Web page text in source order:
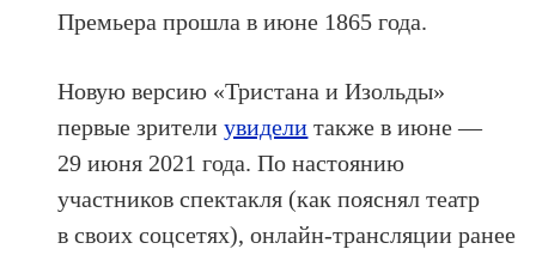
Премьера прошла в июне 1865 года.
Новую версию «Тристана и Изольды»
первые зрителиувидели также в июне —
29 июня 2021 года. По настоянию
участников спектакля (как пояснял театр
в своих соцсетях), онлайн-трансляции ранее